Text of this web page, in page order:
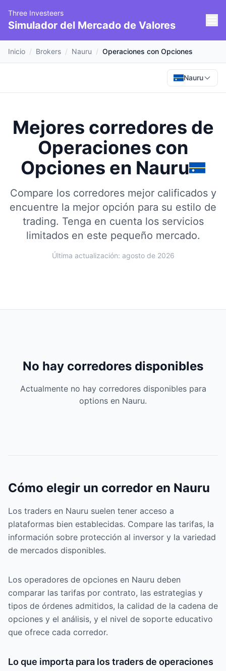
Three Investeers
Simulador del Mercado de Valores
Inicio / Brokers / Nauru / Operaciones con Opciones
Nauru
Mejores corredores de
Operaciones con
Opciones en Nauru
Compare los corredores mejor calificados y
encuentre la mejor opción para su estilo de
trading. Tenga en cuenta los servicios
limitados en este pequeño mercado.
Última actualización: agosto de 2026
No hay corredores disponibles
Actualmente no hay corredores disponibles para
options en Nauru.
Cómo elegir un corredor en Nauru
Los traders en Nauru suelen tener acceso a
plataformas bien establecidas. Compare las tarifas, la
información sobre protección al inversor y la variedad
de mercados disponibles.
Los operadores de opciones en Nauru deben
comparar las tarifas por contrato, las estrategias y
tipos de órdenes admitidos, la calidad de la cadena de
opciones y el análisis, y el nivel de soporte educativo
que ofrece cada corredor.
Lo que importa para los traders de operaciones